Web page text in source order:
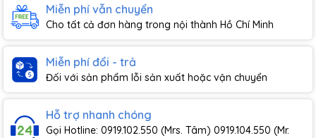
Miễn phí vẫn chuyển
Cho tất cả đơn hàng trong nội thành Hồ Chí Minh
Miễn phí đổi - trả
Đối với sản phẩm lỗi sản xuất hoặc vận chuyển
Hỗ trợ nhanh chóng
Gọi Hotline: 0919.102.550 (Mrs. Tâm) 0919.104.550 (Mr.